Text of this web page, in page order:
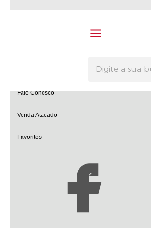
Fale Conosco
Venda Atacado
Favoritos